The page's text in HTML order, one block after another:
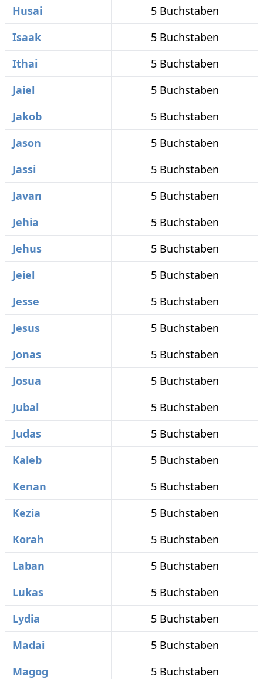
Husai
5 Buchstaben
Isaak
5 Buchstaben
Ithai
5 Buchstaben
Jaiel
5 Buchstaben
Jakob
5 Buchstaben
Jason
5 Buchstaben
Jassi
5 Buchstaben
Javan
5 Buchstaben
Jehia
5 Buchstaben
Jehus
5 Buchstaben
Jeiel
5 Buchstaben
Jesse
5 Buchstaben
Jesus
5 Buchstaben
Jonas
5 Buchstaben
Josua
5 Buchstaben
Jubal
5 Buchstaben
Judas
5 Buchstaben
Kaleb
5 Buchstaben
Kenan
5 Buchstaben
Kezia
5 Buchstaben
Korah
5 Buchstaben
Laban
5 Buchstaben
Lukas
5 Buchstaben
Lydia
5 Buchstaben
Madai
5 Buchstaben
Magog
5 Buchstaben